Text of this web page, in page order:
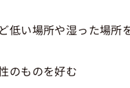
低い場所や湿った場所
のものを好む